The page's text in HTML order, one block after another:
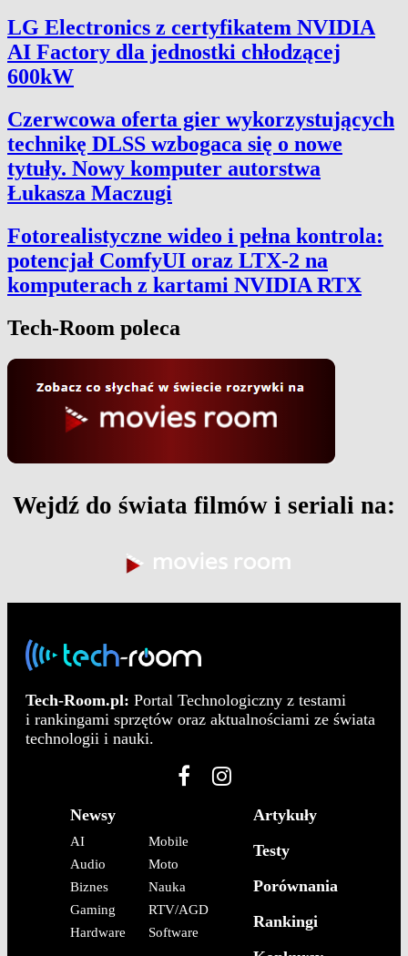
LG Electronics z certyfikatem NVIDIA
AI Factory dla jednostki chłodzącej
600kW
Czerwcowa oferta gier wykorzystujących
technikę DLSS wzbogaca się o nowe
tytuły. Nowy komputer autorstwa
Łukasza Maczugi
Fotorealistyczne wideo i pełna kontrola:
potencjał ComfyUI oraz LTX-2 na
komputerach z kartami NVIDIA RTX
Tech-Room poleca
Wejdź do świata filmów i seriali na:
Tech-Room.pl: Portal Technologiczny z testami
i rankingami sprzętów oraz aktualnościami ze świata
technologii i nauki.
Newsy
AI
Audio
Biznes
Gaming
Hardware
Mobile
Moto
Nauka
RTV/AGD
Software
Artykuły
Testy
Porównania
Rankingi